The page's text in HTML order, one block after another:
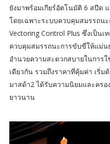
ยังมาพร้อมเกียร์อัตโนมัติ 6 สปีด
โดยเฉพาะระบบควบคุมสมรรถน
Vectoring Control Plus ซึ่งเป็น
ควบคุมสมรรถนะการขับขี่ให้แม่
อำนวยความสะดวกสบายในการ
เดียวกัน รวมถึงราคาที่คุ้มค่า เริ่ม
มาสด้า2 ได้รับความนิยมและครอ
ยาวนาน